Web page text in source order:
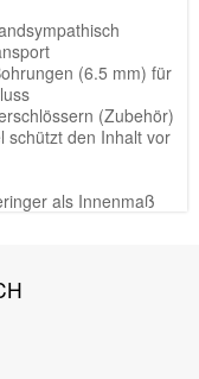
(6.5 mm) für
(Zubehör)
schützt den Inhalt vor
als Innenmaß